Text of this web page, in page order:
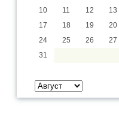
10
11 12 13
17
18 19 20
24
25 26 27
31